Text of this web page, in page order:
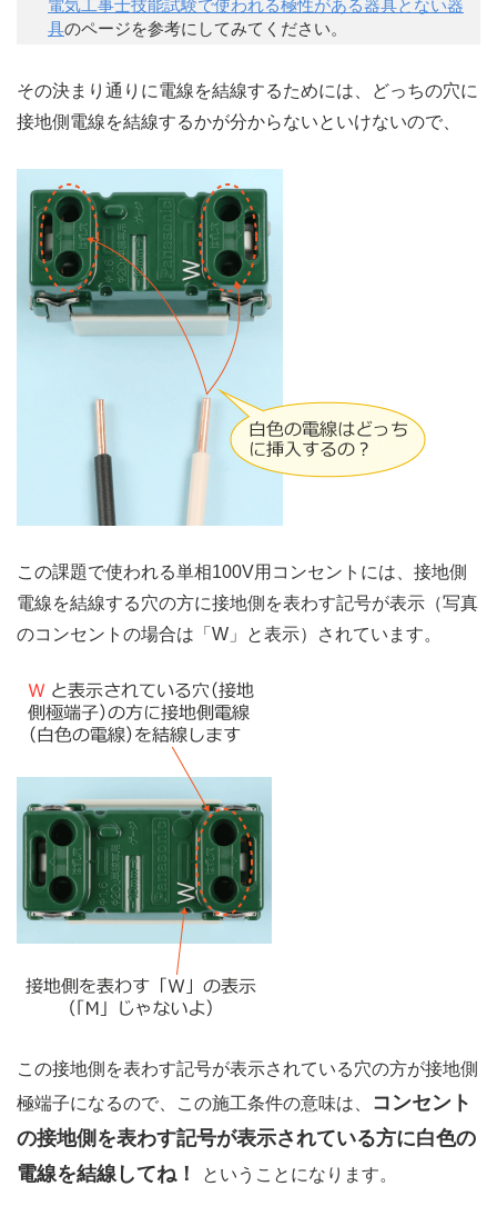
電気工事士技能試験で使われる極性がある器具とない器
具のページを参考にしてみてください。
その決まり通りに電線を結線するためには、どっちの穴に
接地側電線を結線するかが分からないといけないので、
この課題で使われる単相100V用コンセントには、接地側
電線を結線する穴の方に接地側を表わす記号が表示（写真
のコンセントの場合は「W」と表示）されています。
この接地側を表わす記号が表示されている穴の方が接地側
極端子になるので、この施工条件の意味は、
コンセント
の接地側を表わす記号が表示されている方に白色の
電線を結線してね！
ということになります。